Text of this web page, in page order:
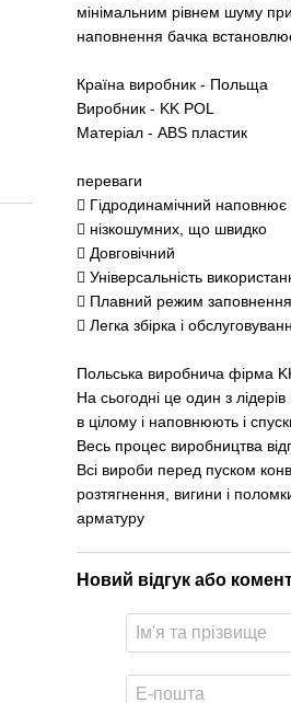
мінімальним рівнем шуму
наповнення бачка
Країна виробник - Польща
Виробник - KK POL
Матеріал - ABS пластик
переваги
 Гідродинамічний наповнює
 нізкошумних, що швидко
 Довговічний
 Універсальність
 Плавний режим заповнення.
 Легка збірка і
Польська виробнича фірма
На сьогодні це один з
в цілому і наповнюють і
Весь процес виробництва
Всі вироби перед пуском
розтягнення, вигини і
арматуру
Новий відгук або